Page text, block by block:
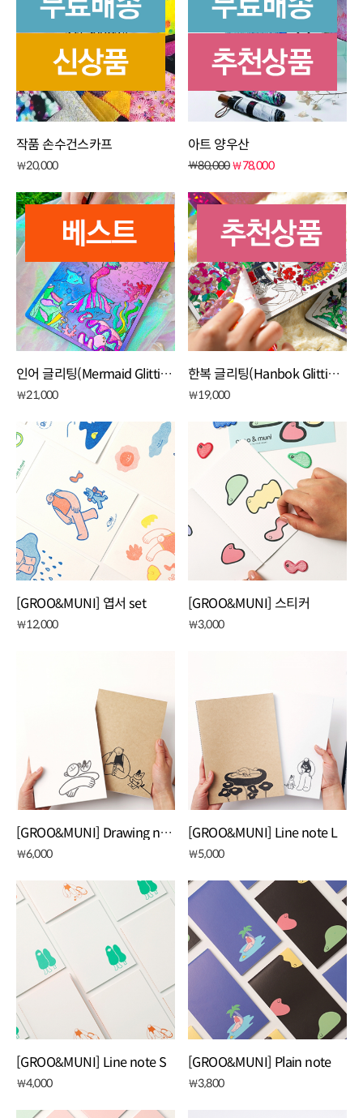
작품 손수건스카프
￦20,000
아트 양우산
￦80,000￦78,000
인어 글리팅(Mermaid Glitting) 1개 set
￦21,000
한복 글리팅(Hanbok Glitting) 1개 set
￦19,000
[GROO&MUNI] 엽서 set
￦12,000
[GROO&MUNI] 스티커
￦3,000
[GROO&MUNI] Drawing note
￦6,000
[GROO&MUNI] Line note L
￦5,000
[GROO&MUNI] Line note S
￦4,000
[GROO&MUNI] Plain note
￦3,800